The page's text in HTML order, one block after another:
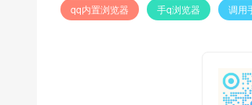
qq内置浏览器 手q浏览器 调用